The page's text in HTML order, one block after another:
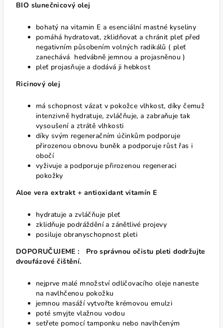
BIO slunečnicový olej
bohatý na vitamin E a esenciální mastné kyseliny
pomáhá hydratovat, zklidňovat a chránit pleť před
negativním působením volných radikálů ( pleť
zanechává hedvábně jemnou a projasněnou )
pleť projasňuje a dodává ji hebkost
Ricinový olej
má schopnost vázat v pokožce vlhkost, díky čemuž
intenzivně hydratuje, zvláčňuje, a zabraňuje tak
vysoušení a ztrátě vlhkosti
díky svým regeneračním účinkům podporuje
přirozenou obnovu buněk a podporuje růst řas i
obočí
vyživuje a podporuje přirozenou regeneraci
pokožky
Aloe vera extrakt + antioxidant vitamín E
hydratuje a zvláčňuje pleť
zklidňuje podráždění a zánětlivé projevy
posiluje obranyschopnost pleti
DOPORUČUJEME : Pro správnou očistu pleti dodržujte
dvoufázové čištění.
nejprve malé množství odličovacího oleje naneste
na navlhčenou pokožku
jemnou masáží vytvořte krémovou emulzi
poté smyjte vlažnou vodou
setřete pomocí tamponku nebo navlhčeným